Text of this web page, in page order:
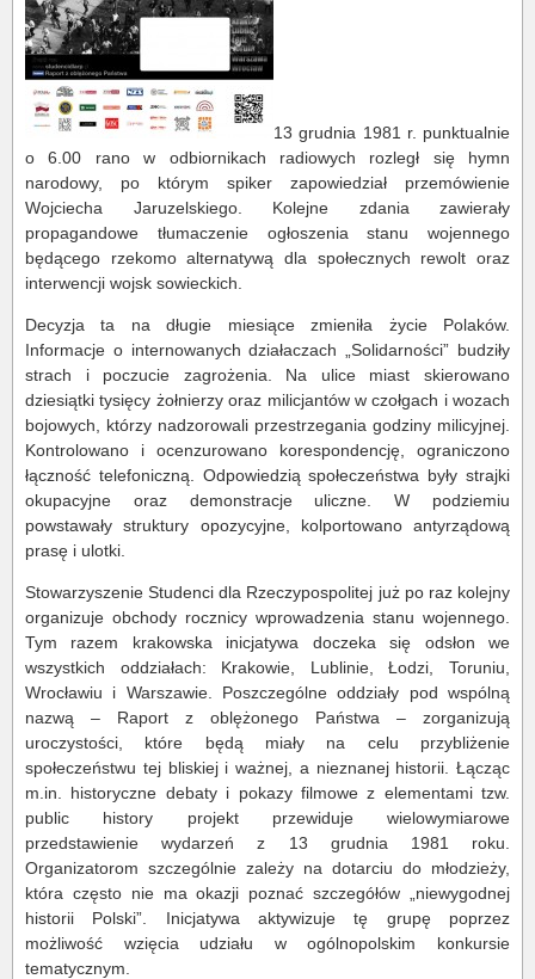
13 grudnia 1981 r. punktualnie
o 6.00 rano w odbiornikach radiowych rozległ się hymn
narodowy, po którym spiker zapowiedział przemówienie
Wojciecha Jaruzelskiego. Kolejne zdania zawierały
propagandowe tłumaczenie ogłoszenia stanu wojennego
będącego rzekomo alternatywą dla społecznych rewolt oraz
interwencji wojsk sowieckich.
Decyzja ta na długie miesiące zmieniła życie Polaków.
Informacje o internowanych działaczach „Solidarności” budziły
strach i poczucie zagrożenia. Na ulice miast skierowano
dziesiątki tysięcy żołnierzy oraz milicjantów w czołgach i wozach
bojowych, którzy nadzorowali przestrzegania godziny milicyjnej.
Kontrolowano i ocenzurowano korespondencję, ograniczono
łączność telefoniczną. Odpowiedzią społeczeństwa były strajki
okupacyjne oraz demonstracje uliczne. W podziemiu
powstawały struktury opozycyjne, kolportowano antyrządową
prasę i ulotki.
Stowarzyszenie Studenci dla Rzeczypospolitej już po raz kolejny
organizuje obchody rocznicy wprowadzenia stanu wojennego.
Tym razem krakowska inicjatywa doczeka się odsłon we
wszystkich oddziałach: Krakowie, Lublinie, Łodzi, Toruniu,
Wrocławiu i Warszawie. Poszczególne oddziały pod wspólną
nazwą – Raport z oblężonego Państwa – zorganizują
uroczystości, które będą miały na celu przybliżenie
społeczeństwu tej bliskiej i ważnej, a nieznanej historii. Łącząc
m.in. historyczne debaty i pokazy filmowe z elementami tzw.
public history projekt przewiduje wielowymiarowe
przedstawienie wydarzeń z 13 grudnia 1981 roku.
Organizatorom szczególnie zależy na dotarciu do młodzieży,
która często nie ma okazji poznać szczegółów „niewygodnej
historii Polski”. Inicjatywa aktywizuje tę grupę poprzez
możliwość wzięcia udziału w ogólnopolskim konkursie
tematycznym.